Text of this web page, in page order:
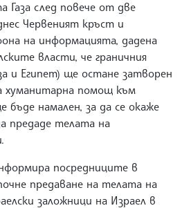
Газа след повече от две
Червеният кръст и
на информацията, дадена
власти, че граничния
и Египет) ще остане затворен
хуманитарна помощ към
бъде намален, за да се окаже
предаде телата на
посредниците в
предаване на телата на
заложници на Израел в